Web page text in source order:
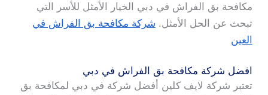
مكافحة بق الفراش في دبي الخيار الأمثل للأسر التي
تبحث عن الحل الأمثل. شركة مكافحة بق الفراش في
العين
افضل شركة مكافحة بق الفراش في دبي
تعتبر شركة لايف كلين أفضل شركة في دبي لمكافحة بق